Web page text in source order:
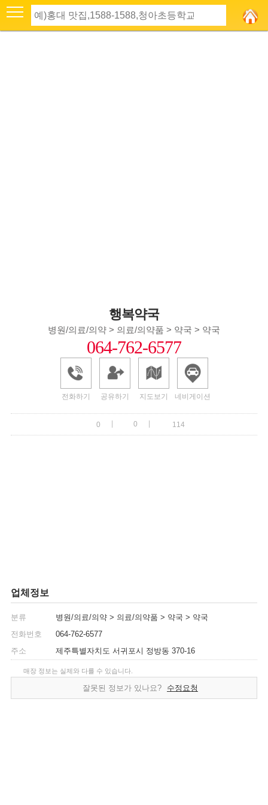
행복약국
병원/의료/의약 > 의료/의약품 > 약국 > 약국
064-762-6577
전화하기 공유하기 지도보기 네비게이션
0 0 114
업체정보
분류
병원/의료/의약 > 의료/의약품 > 약국 > 약국
전화번호
064-762-6577
주소
제주특별자치도 서귀포시 정방동 370-16
매장 정보는 실제와 다를 수 있습니다.
잘못된 정보가 있나요? 수정요청